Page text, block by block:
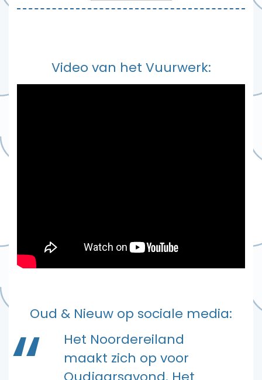
Video van het Vuurwerk:
Oud & Nieuw op sociale media:
Het Noordereiland
maakt zich op voor